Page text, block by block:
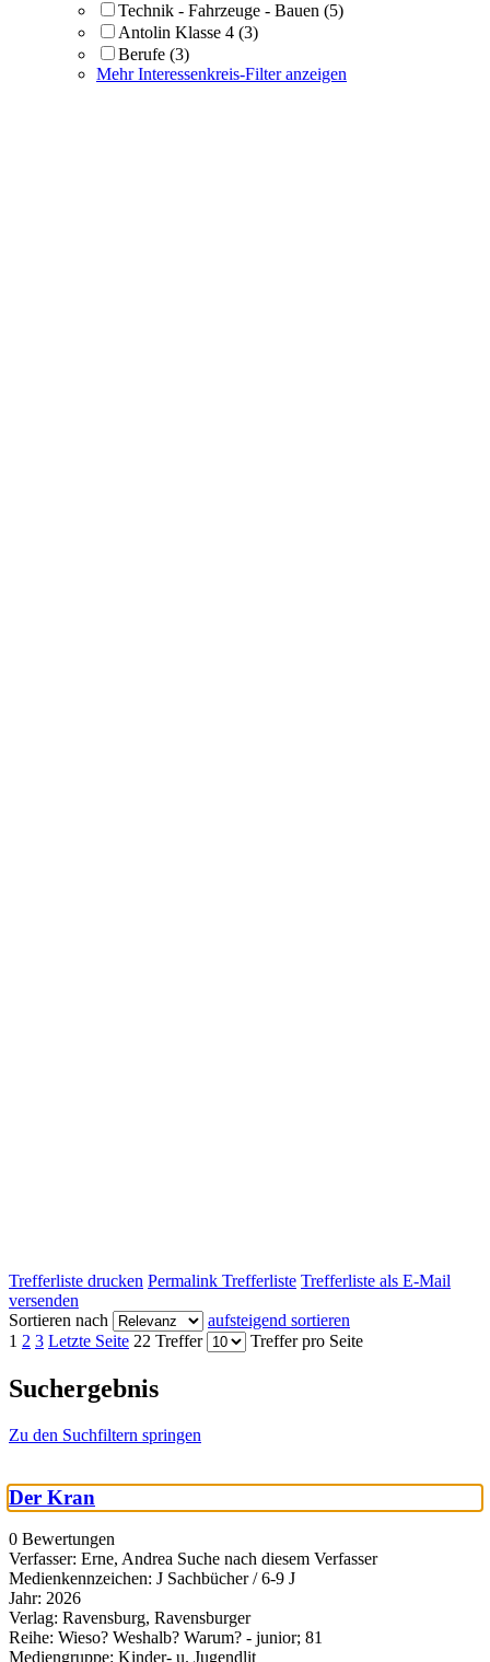
Technik - Fahrzeuge - Bauen (5)
Antolin Klasse 4 (3)
Berufe (3)
Mehr Interessenkreis-Filter anzeigen
Trefferliste drucken Permalink Trefferliste Trefferliste als E-Mail
versenden
Sortieren nach
aufsteigend sortieren
1 2 3 Letzte Seite 22 Treffer Treffer pro Seite
Suchergebnis
Zu den Suchfiltern springen
Der Kran
0 Bewertungen
Verfasser: Erne, Andrea Suche nach diesem Verfasser
Medienkennzeichen: J Sachbücher / 6-9 J
Jahr: 2026
Verlag: Ravensburg, Ravensburger
Reihe: Wieso? Weshalb? Warum? - junior; 81
Mediengruppe: Kinder- u. Jugendlit